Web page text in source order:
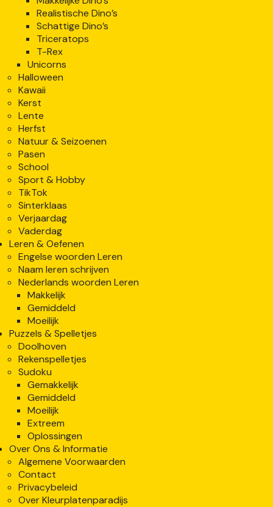
Realistische Dino’s
Schattige Dino’s
Triceratops
T-Rex
Unicorns
Halloween
Kawaii
Kerst
Lente
Herfst
Natuur & Seizoenen
Pasen
School
Sport & Hobby
TikTok
Sinterklaas
Verjaardag
Vaderdag
Leren & Oefenen
Engelse woorden Leren
Naam leren schrijven
Nederlands woorden Leren
Makkelijk
Gemiddeld
Moeilijk
Puzzels & Spelletjes
Doolhoven
Rekenspelletjes
Sudoku
Gemakkelijk
Gemiddeld
Moeilijk
Extreem
Oplossingen
Over Ons & Informatie
Algemene Voorwaarden
Contact
Privacybeleid
Over Kleurplatenparadijs